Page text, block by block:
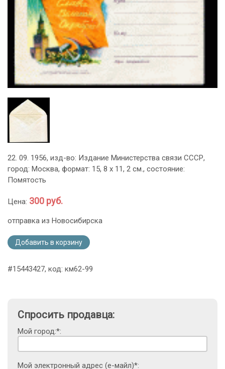
22. 09. 1956, изд-во: Издание Министерства связи СССР,
город: Москва, формат: 15, 8 х 11, 2 см., состояние:
Помятость
Цена: 300 руб.
отправка из Новосибирска
Добавить в корзину
#15443427, код: км62-99
Спросить продавца:
Мой город:*:
Мой электронный адрес (е-майл)*: